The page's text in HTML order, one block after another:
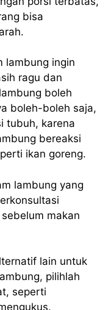
bisa
lambung ingin
ragu dan
boleh
boleh-boleh saja,
tubuh, karena
bereaksi
ikan goreng.
lambung yang
makan
lain untuk
pilihlah
seperti